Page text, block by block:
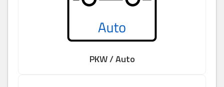
PKW / Auto